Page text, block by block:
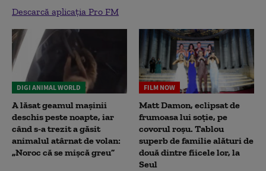
Descarcă aplicația Pro FM
DIGI ANIMAL WORLD
A lăsat geamul mașinii
deschis peste noapte, iar
când s-a trezit a găsit
animalul atârnat de volan:
„Noroc că se mișcă greu”
FILM NOW
Matt Damon, eclipsat de
frumoasa lui soție, pe
covorul roșu. Tablou
superb de familie alături de
două dintre fiicele lor, la
Seul